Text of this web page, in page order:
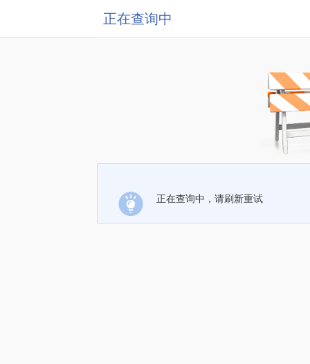
正在查询中
正在查询中，请刷新重试